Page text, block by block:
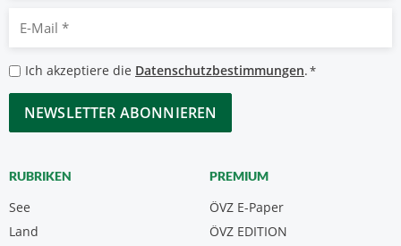
Mail
*
Datenschutzbestimmungen
*
Ich akzeptiere die Datenschutzbestimmungen.*
CAPTCHA
RUBRIKEN
See
Land
PREMIUM
ÖVZ E-Paper
ÖVZ EDITION